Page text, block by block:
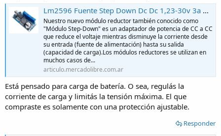
Lm2596 Fuente Step Down Dc Dc 1,23-30v 3a Arduino - $ 723,58
Nuestro nuevo módulo reductor también conocido como
"Módulo Step-Down" es un adaptador de potencia de CC a CC
que reduce el voltaje mientras disminuye la corriente desde
su entrada (fuente de alimentación) hasta su salida
(capacidad de carga).Los módulos reductores se utilizan en
muchos casos de...
articulo.mercadolibre.com.ar
Está pensado para carga de batería. O sea, regulás la
corriente de carga y limitás la tensión máxima. El que
compraste es solamente con una protección ajustable.
Responder